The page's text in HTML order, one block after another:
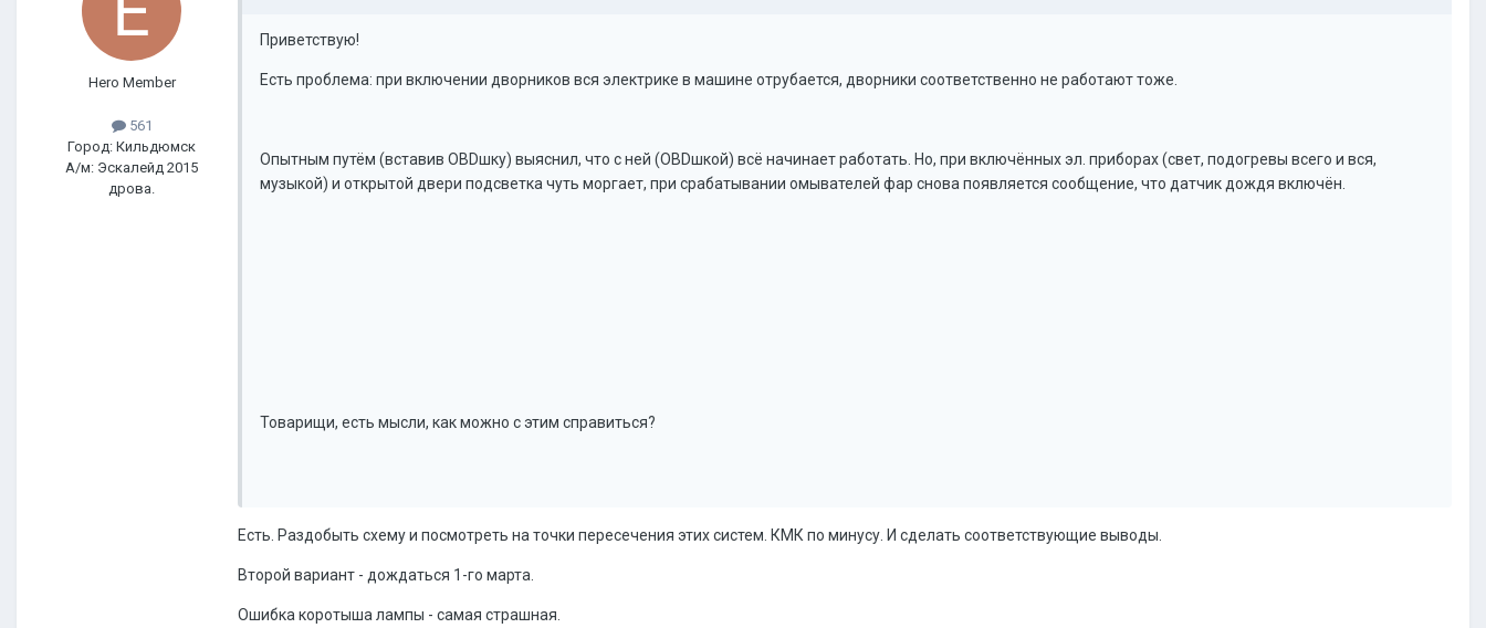
Hero Member
561
Город: Кильдюмск
А/м: Эскалейд 2015
дрова.
Приветствую!
Есть проблема: при включении дворников вся электрике в машине отрубается, дворники соответственно не работают тоже.
Опытным путём (вставив OBDшку) выяснил, что с ней (OBDшкой) всё начинает работать. Но, при включённых эл. приборах (свет, подогревы всего и вся,
музыкой) и открытой двери подсветка чуть моргает, при срабатывании омывателей фар снова появляется сообщение, что датчик дождя включён.
Товарищи, есть мысли, как можно с этим справиться?
Есть. Раздобыть схему и посмотреть на точки пересечения этих систем. КМК по минусу. И сделать соответствующие выводы.
Второй вариант - дождаться 1-го марта.
Ошибка коротыша лампы - самая страшная.